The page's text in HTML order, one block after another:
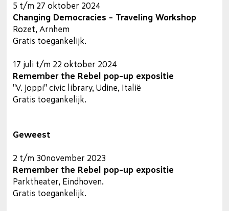
5 t/m 27 oktober 2024
Changing Democracies - Traveling Workshop
Rozet, Arnhem
Gratis toegankelijk.
17 juli t/m 22 oktober 2024
Remember the Rebel pop-up expositie
"V. Joppi" civic library, Udine, Italië
Gratis toegankelijk.
Geweest
2 t/m 30november 2023
Remember the Rebel pop-up expositie
Parktheater, Eindhoven.
Gratis toegankelijk.